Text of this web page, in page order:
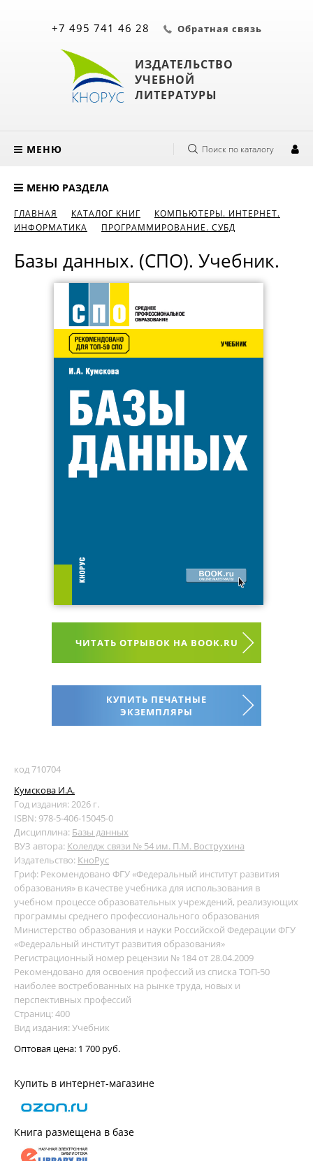
ИЗДАТЕЛЬСТВО
УЧЕБНОЙ
ЛИТЕРАТУРЫ
+7 495 741 46 28 Обратная связь
МЕНЮ Поиск по каталогу
МЕНЮ РАЗДЕЛА
ГЛАВНАЯ КАТАЛОГ КНИГ
КОМПЬЮТЕРЫ. ИНТЕРНЕТ.
ИНФОРМАТИКА
ПРОГРАММИРОВАНИЕ. СУБД
Базы данных. (СПО). Учебник.
ЧИТАТЬ ОТРЫВОК НА BOOK.RU
КУПИТЬ ПЕЧАТНЫЕ
ЭКЗЕМПЛЯРЫ
код 710704
Кумскова И.А.
Год издания: 2026 г.
ISBN: 978-5-406-15045-0
Дисциплина: Базы данных
ВУЗ автора: Колелдж связи № 54 им. П.М. Вострухина
Издательство: КноРус
Гриф: Рекомендовано ФГУ «Федеральный институт развития
образования» в качестве учебника для использования в
учебном процессе образовательных учреждений, реализующих
программы среднего профессионального образования
Министерство образования и науки Российской Федерации ФГУ
«Федеральный институт развития образования»
Регистрационный номер рецензии № 184 от 28.04.2009
Рекомендовано для освоения профессий из списка ТОП-50
наиболее востребованных на рынке труда, новых и
перспективных профессий
Страниц: 400
Вид издания: Учебник
Оптовая цена: 1 700 руб.
Купить в интернет-магазине
Книга размещена в базе